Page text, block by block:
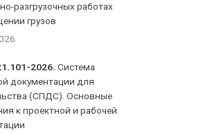
разгрузочных работах
грузов
2026. Система
документации для
(СПДС). Основные
к проектной и рабочей